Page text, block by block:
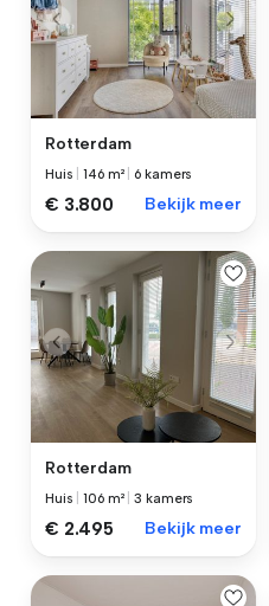
Rotterdam
Huis |146 m² 6 kamers
€ 3.800 Bekijk meer
Rotterdam
Huis |106 m² |3 kamers
€ 2.495 Bekijk meer